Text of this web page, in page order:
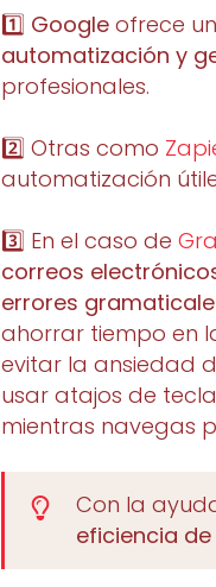
1️⃣ Googleofrece
automatización y
profesionales.
2️⃣ Otras como
automatización
3️⃣ En el caso de
correos
errores
ahorrar tiempo en
evitar la ansiedad
usar atajos de
mientras navegas
Con la
eficiencia